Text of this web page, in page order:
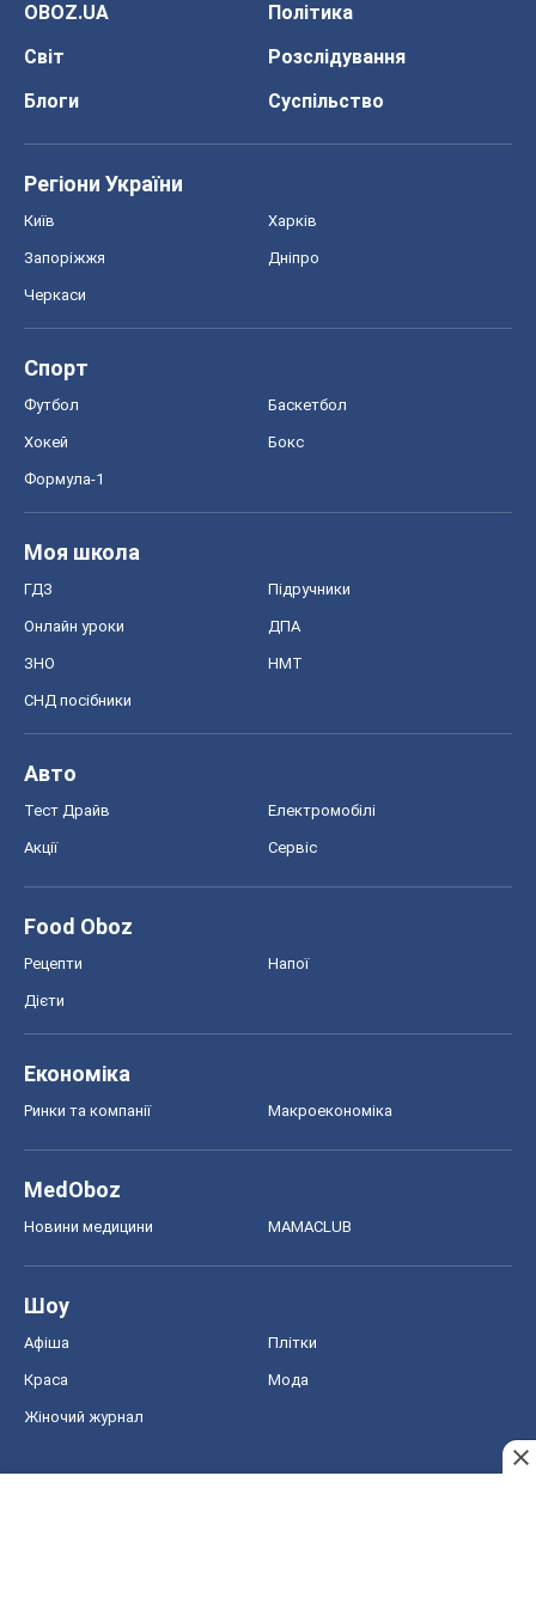
OBOZ.UA
Політика
Світ
Розслідування
Блоги
Суспільство
Регіони України
Київ Харків
Запоріжжя Дніпро
Черкаси
Спорт
Футбол Баскетбол
Хокей Бокс
Формула-1
Моя школа
ГДЗ Підручники
Онлайн уроки ДПА
ЗНО НМТ
СНД посібники
Авто
Тест Драйв Електромобілі
Акції Сервіс
Food Oboz
Рецепти Напої
Дієти
Економіка
Ринки та компанії Макроекономіка
MedOboz
Новини медицини MAMACLUB
Шоу
Афіша Плітки
Краса Мода
Жіночий журнал